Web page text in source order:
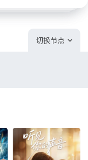
切换节点